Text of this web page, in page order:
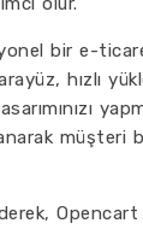
bir e-
hızlı
müşteri